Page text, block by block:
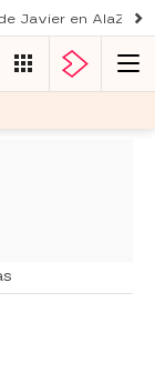
Javier en AlaZ